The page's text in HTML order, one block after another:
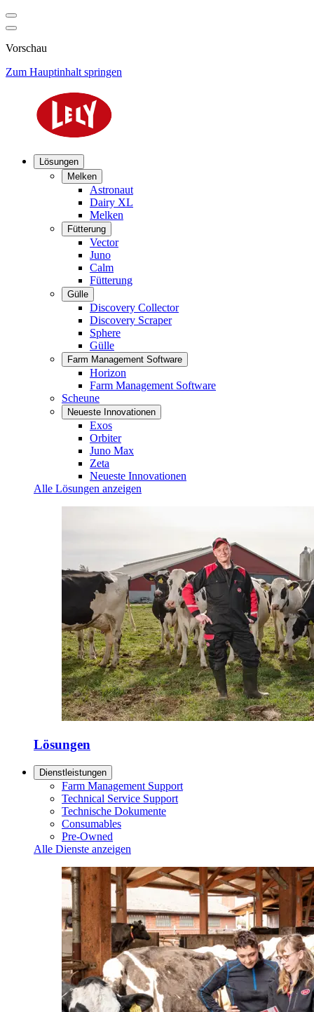
Vorschau
Zum Hauptinhalt springen
Lösungen
Melken
Astronaut
Dairy XL
Melken
Fütterung
Vector
Juno
Calm
Fütterung
Gülle
Discovery Collector
Discovery Scraper
Sphere
Gülle
Farm Management Software
Horizon
Farm Management Software
Scheune
Neueste Innovationen
Exos
Orbiter
Juno Max
Zeta
Neueste Innovationen
Alle Lösungen anzeigen
Lösungen
Dienstleistungen
Farm Management Support
Technical Service Support
Technische Dokumente
Consumables
Pre-Owned
Alle Dienste anzeigen